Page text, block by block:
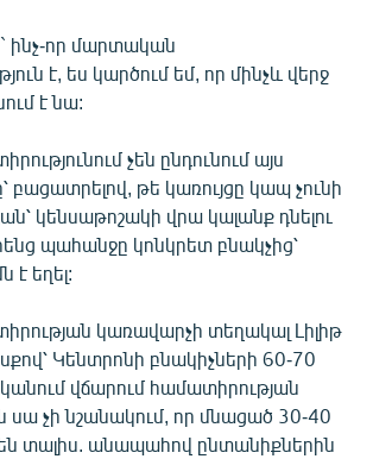
ինչ-որ մարտական
է, ես կարծում եմ, որ մինչև վերջ
է նա:
չեն ընդունում այս
բացատրելով, թե կառույցը կապ չունի
կենսաթոշակի վրա կալանք դնելու
պահանջը կոնկրետ բնակչից՝
է եղել:
կառավարչի տեղակալ Լիլիթ
Կենտրոնի բնակիչների 60-70
վճարում համատիրության
սա չի նշանակում, որ մնացած 30-40
տալիս. անապահով ընտանիքներին